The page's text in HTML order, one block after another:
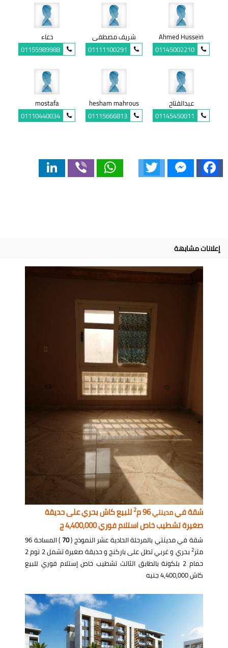
Ahmed Hussein
01145002210
شريف مصطفى
01111100291
دعاء
01155989988
عبدالفتاح
01145450011
hesham mahrous
01115666813
mostafa
01110440034
Facebook
Messenger
WhatsApp
إعلانات مشابهة
شقة فيمدينتي96 م 2للبيع كاش بحري على حديقة
صغيرة تشطيب خاص استلام فوري 4,400,000 ج
شقة في مدينتي بالمرحلة الحادية عشر النموذج (70
) المساحة 96
متر2
بحري و غربي تطل على باركنج و حديقة صغيرة تشمل 2 نوم 2
حمام 2 بلكونة بالطابق الثالث تشطيب خاص إستلام فوري للبيع
كاش 4,400,000 جنيه